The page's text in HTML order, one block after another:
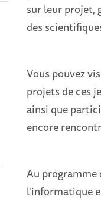
sur leur projet,
des
Vous pouvez
projets de ces
ainsi que
encore
Au programme
l'informatique